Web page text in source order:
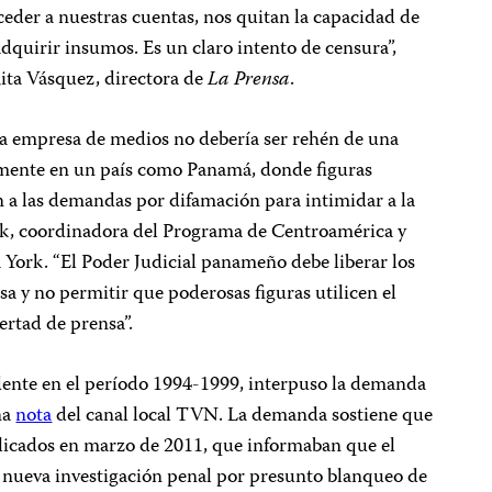
a nuestras cuentas, nos quitan la capacidad de
insumos. Es un claro intento de censura”,
Vásquez, directora deLa Prensa.
de medios no debería ser rehén de una
en un país como Panamá, donde figuras
las demandas por difamación para intimidar a la
coordinadora del Programa de Centroamérica y
“El Poder Judicial panameño debe liberar los
y no permitir que poderosas figuras utilicen el
de prensa”.
en el período 1994-1999, interpuso la demanda
notadel canal local TVN. La demanda sostiene que
en marzo de 2011, que informaban que el
investigación penal por presunto blanqueo de